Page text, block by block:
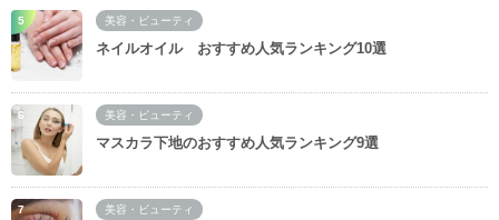
美容・ビューティ
ネイルオイル おすすめ人気ランキング10選
美容・ビューティ
マスカラ下地のおすすめ人気ランキング9選
美容・ビューティ